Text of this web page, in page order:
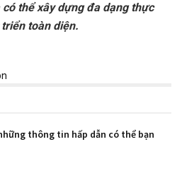
thể xây dựng đa dạng thực
toàn diện.
thông tin hấp dẫn có thể bạn